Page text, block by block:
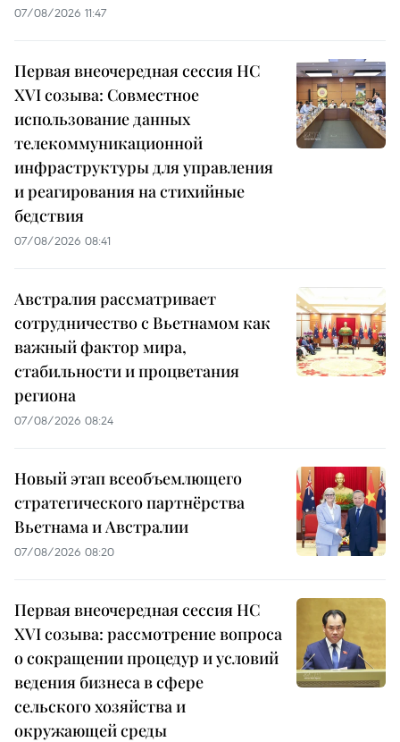
07/08/2026 11:47
Первая внеочередная сессия НС
XVI созыва: Совместное
использование данных
телекоммуникационной
инфраструктуры для управления
и реагирования на стихийные
бедствия
07/08/2026 08:41
Австралия рассматривает
сотрудничество с Вьетнамом как
важный фактор мира,
стабильности и процветания
региона
07/08/2026 08:24
Новый этап всеобъемлющего
стратегического партнёрства
Вьетнама и Австралии
07/08/2026 08:20
Первая внеочередная сессия НС
XVI созыва: рассмотрение вопроса
о сокращении процедур и условий
ведения бизнеса в сфере
сельского хозяйства и
окружающей среды